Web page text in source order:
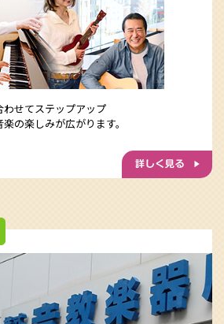
せてステップアップ
の楽しみが広がります。